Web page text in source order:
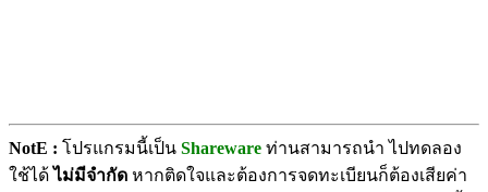
NotE : โปรแกรมนี้เป็น Shareware ท่านสามารถนำ ไปทดลอง
ใช้ได้ ไม่มีจำกัด หากติดใจและต้องการจดทะเบียนก็ต้องเสียค่า